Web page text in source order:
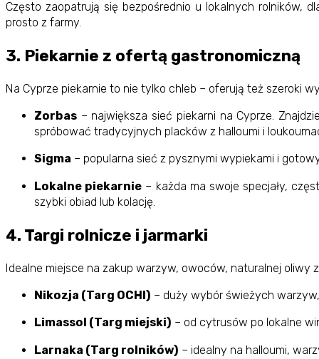
Często zaopatrują się bezpośrednio u lokalnych rolników,
prosto z farmy.
3. Piekarnie z ofertą gastronomiczną
Na Cyprze piekarnie to nie tylko chleb – oferują też szeroki
Zorbas – największa sieć piekarni na Cyprze.
spróbować tradycyjnych placków z halloumi i
Sigma – popularna sieć z pysznymi wypiekami i
Lokalne piekarnie – każda ma swoje specjały,
szybki obiad lub kolację.
4. Targi rolnicze i jarmarki
Idealne miejsce na zakup warzyw, owoców, naturalnej oliwy
Nikozja (Targ OCHI) – duży wybór świeżych
Limassol (Targ miejski) – od cytrusów po lokalne
Larnaka (Targ rolników) – idealny na halloumi,